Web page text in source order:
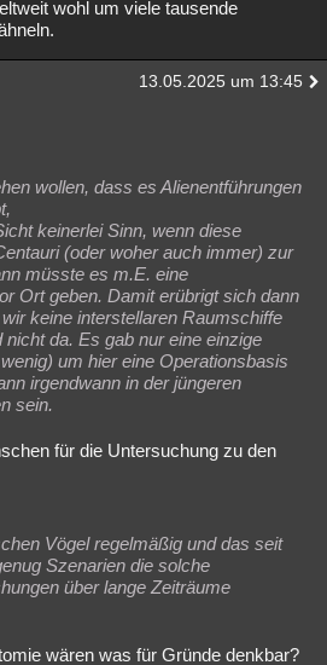
wohl um viele tausende
13.05.2025 um 13:45
wollen, dass es Alienentführungen
keinerlei Sinn, wenn diese
(oder woher auch immer) zur
müsste es m.E. eine
Ort geben. Damit erübrigt sich dann
keine interstellaren Raumschiffe
da. Es gab nur eine einzige
um hier eine Operationsbasis
irgendwann in der jüngeren
sein.
für die Untersuchung zu den
Vögel regelmäßig und das seit
Szenarien die solche
über lange Zeiträume
wären was für Gründe denkbar?